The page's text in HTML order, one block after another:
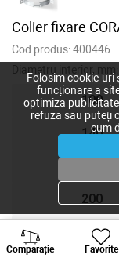
Colier fixare
Cod produs:400446
Diametru interior, mm:
100
140
200
230
Comparație Favorite
Folosim cookie-
funcționare a
optimiza
refuza sau puteți
cum